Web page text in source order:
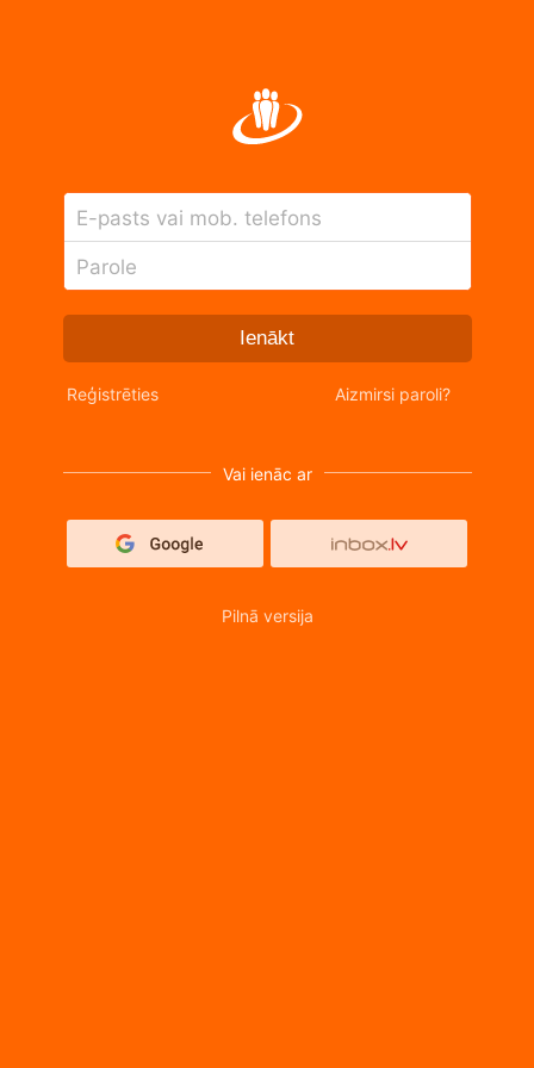
E-pasts vai mob. telefons
Parole
Ienākt
Reģistrēties Aizmirsi paroli?
Vai ienāc ar
Pilnā versija